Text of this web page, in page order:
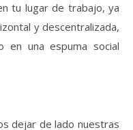
tu lugar de trabajo, ya
y descentralizada,
en una espuma social
dejar de lado nuestras